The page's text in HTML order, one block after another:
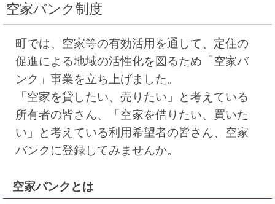
空家バンク制度
町では、空家等の有効活用を通して、定住の
促進による地域の活性化を図るため「空家バ
ンク」事業を立ち上げました。
「空家を貸したい、売りたい」と考えている
所有者の皆さん、「空家を借りたい、買いた
い」と考えている利用希望者の皆さん、空家
バンクに登録してみませんか。
空家バンクとは